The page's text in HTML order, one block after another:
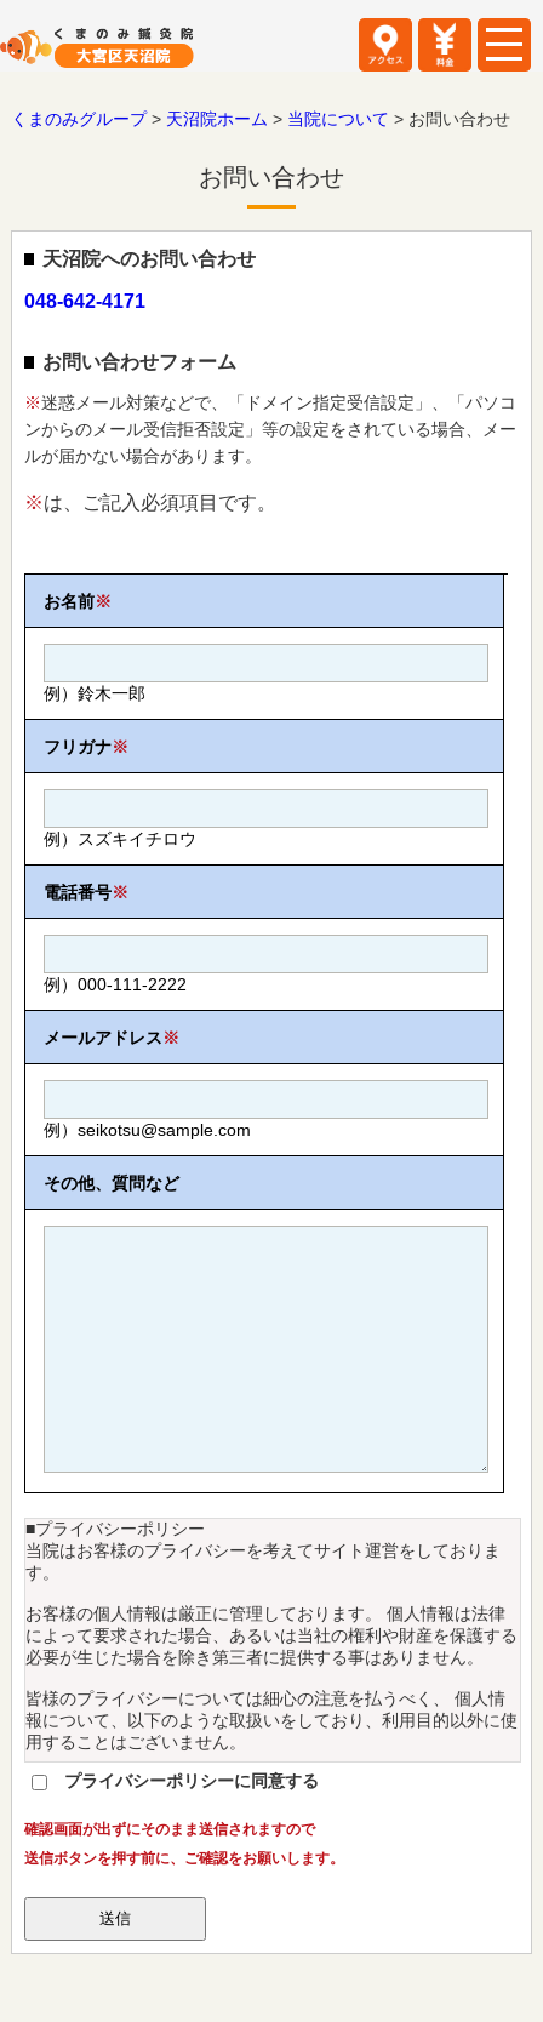
くまのみグループ> 天沼院ホーム > 当院について > お問い合わせ
お問い合わせ
天沼院へのお問い合わせ
048-642-4171
お問い合わせフォーム
※迷惑メール対策などで、「ドメイン指定受信設定」、「パソコ
ンからのメール受信拒否設定」等の設定をされている場合、メー
ルが届かない場合があります。
※は、ご記入必須項目です。
お名前※
例）鈴木一郎
フリガナ※
例）スズキイチロウ
電話番号※
例）000-111-2222
メールアドレス※
例）seikotsu@sample.com
その他、質問など
■プライバシーポリシー
当院はお客様のプライバシーを考えてサイト運営をしておりま
す。
お客様の個人情報は厳正に管理しております。 個人情報は法律
によって要求された場合、あるいは当社の権利や財産を保護する
必要が生じた場合を除き第三者に提供する事はありません。
皆様のプライバシーについては細心の注意を払うべく、 個人情
報について、以下のような取扱いをしており、利用目的以外に使
用することはございません。
１．個人情報の収集について当院が皆様の個人情報を収集する場
の他の目的に個人情報を利用する場合は利用目的を、あらかじめ
お知らせし、ご了解を得た上で実施いたします。
の利用につきましては以下の場合を除き、本来の利用目的の範囲
を超えて使用いたしません。当院は、法令の定める場合等を除
き、皆様の許可なく、その情報を第３者に提供いたしません。
プライバシーポリシーに同意する
確認画面が出ずにそのまま送信されますので
送信ボタンを押す前に、ご確認をお願いします。